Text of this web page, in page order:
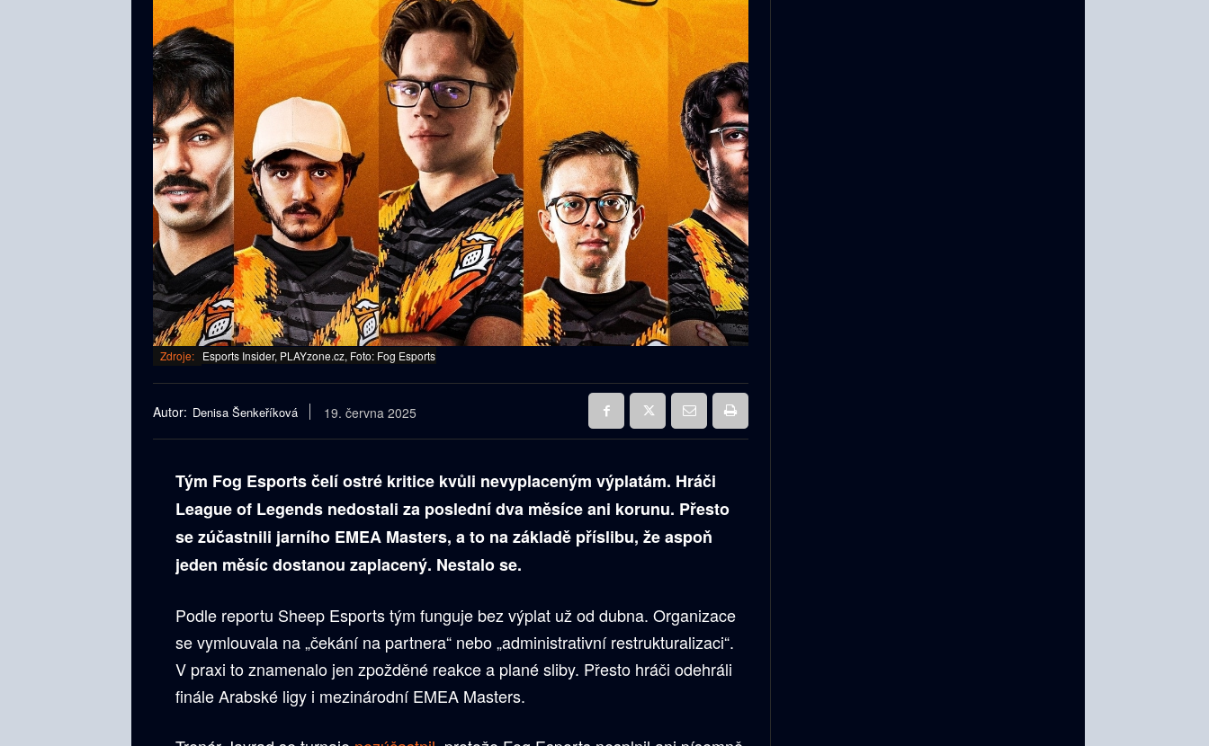
Zdroje: Esports Insider, PLAYzone.cz, Foto: Fog Esports
Autor: Denisa Šenkeříková 19. června 2025
Tým Fog Esports čelí ostré kritice kvůli nevyplaceným výplatám. Hráči
League of Legends nedostali za poslední dva měsíce ani korunu. Přesto
se zúčastnili jarního EMEA Masters, a to na základě příslibu, že aspoň
jeden měsíc dostanou zaplacený. Nestalo se.
Podle reportu Sheep Esports tým funguje bez výplat už od dubna. Organizace
se vymlouvala na „čekání na partnera“ nebo „administrativní restrukturalizaci“.
V praxi to znamenalo jen zpožděné reakce a plané sliby. Přesto hráči odehráli
finále Arabské ligy i mezinárodní EMEA Masters.